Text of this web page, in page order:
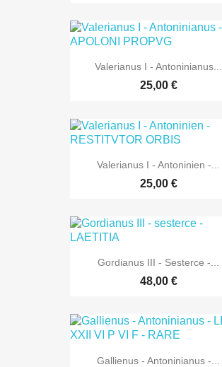
Valerianus I - Antoninianus...
25,00 €
Valerianus I - Antoninien -...
25,00 €
Gordianus III - Sesterce -...
48,00 €
Gallienus - Antoninianus -...